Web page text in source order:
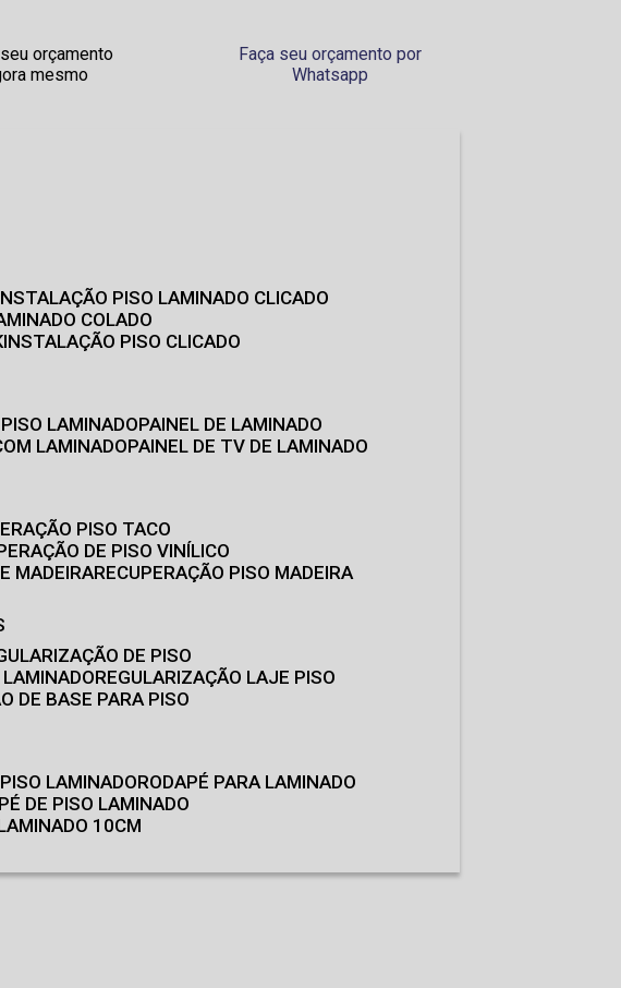
orçamento
mesmo
Faça seu orçamento por
Whatsapp
INSTALAÇÃO PISO LAMINADO CLICADO
COLADO
INSTALAÇÃO PISO CLICADO
PISO LAMINADO PAINEL DE LAMINADO
LAMINADO PAINEL DE TV DE LAMINADO
PISO TACO
DE PISO VINÍLICO
MADEIRA RECUPERAÇÃO PISO MADEIRA
DE PISO
LAMINADO REGULARIZAÇÃO LAJE PISO
DE BASE PARA PISO
PISO LAMINADO RODAPÉ PARA LAMINADO
DE PISO LAMINADO
10CM